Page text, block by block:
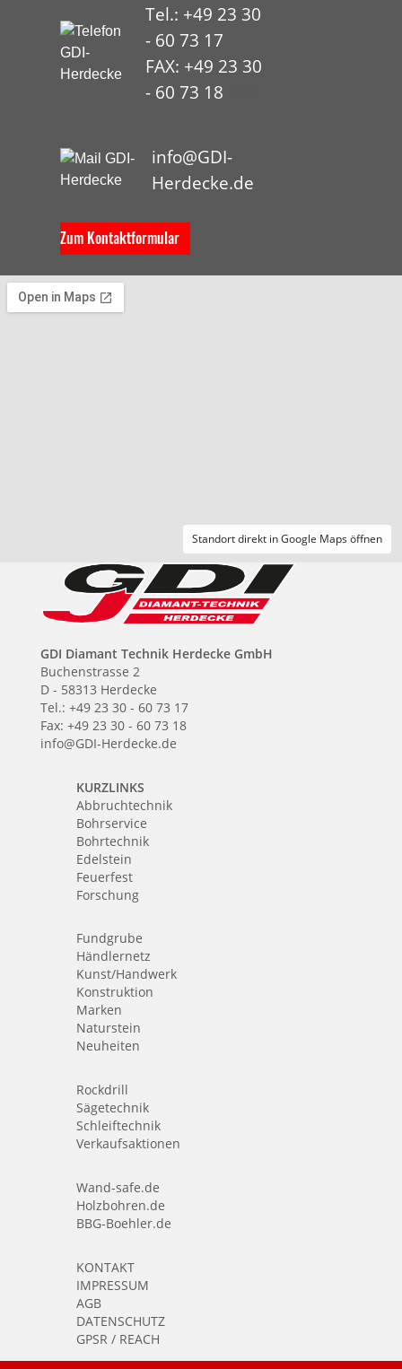
Tel.: +49 23 30
- 60 73 17
FAX: +49 23 30
- 60 73 18
info@GDI-
Herdecke.de
Zum Kontaktformular
Standort direkt in Google Maps öffnen
GDI Diamant Technik Herdecke GmbH
Buchenstrasse 2
D - 58313 Herdecke
Tel.: +49 23 30 - 60 73 17
Fax: +49 23 30 - 60 73 18
info@GDI-Herdecke.de
KURZLINKS
Abbruchtechnik
Bohrservice
Bohrtechnik
Edelstein
Feuerfest
Forschung
Fundgrube
Händlernetz
Kunst/Handwerk
Konstruktion
Marken
Naturstein
Neuheiten
Rockdrill
Sägetechnik
Schleiftechnik
Verkaufsaktionen
Wand-safe.de
Holzbohren.de
BBG-Boehler.de
KONTAKT
IMPRESSUM
AGB
DATENSCHUTZ
GPSR / REACH